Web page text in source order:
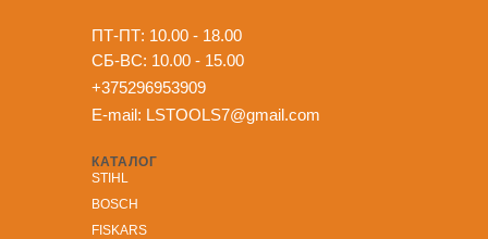
КАТАЛОГ
STIHL
BOSCH
FISKARS
ПТ-ПТ: 10.00 - 18.00
СБ-ВС: 10.00 - 15.00
+375296953909
E-mail: LSTOOLS7@gmail.com